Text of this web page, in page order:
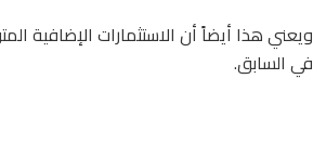
ويعني هذا أيضاً أن الاستثمارات الإضافية
في السابق.